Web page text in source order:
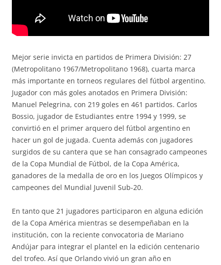
Mejor serie invicta en partidos de Primera División: 27
(Metropolitano 1967/Metropolitano 1968), cuarta marca
más importante en torneos regulares del fútbol argentino.
Jugador con más goles anotados en Primera División:
Manuel Pelegrina, con 219 goles en 461 partidos. Carlos
Bossio, jugador de Estudiantes entre 1994 y 1999, se
convirtió en el primer arquero del fútbol argentino en
hacer un gol de jugada. Cuenta además con jugadores
surgidos de su cantera que se han consagrado campeones
de la Copa Mundial de Fútbol, de la Copa América,
ganadores de la medalla de oro en los Juegos Olímpicos y
campeones del Mundial Juvenil Sub-20.
En tanto que 21 jugadores participaron en alguna edición
de la Copa América mientras se desempeñaban en la
institución, con la reciente convocatoria de Mariano
Andújar para integrar el plantel en la edición centenario
del trofeo. Así que Orlando vivió un gran año en